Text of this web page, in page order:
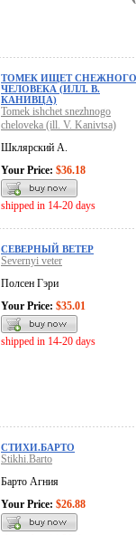
ТОМЕК ИЩЕТ СНЕЖНОГО
ЧЕЛОВЕКА (ИЛЛ. В.
КАНИВЦА)
Tomek ishchet snezhnogo
cheloveka (ill. V. Kanivtsa)
Шклярский А.
Your Price: $36.18
shipped in 14-20 days
СЕВЕРНЫЙ ВЕТЕР
Severnyi veter
Полсен Гэри
Your Price: $35.01
shipped in 14-20 days
СТИХИ.БАРТО
Stikhi.Barto
Барто Агния
Your Price: $26.88